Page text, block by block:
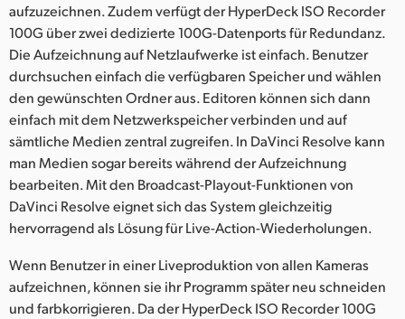
Sweden
Chinese Taipei
Turkey
Ukraine
United Kingdom
aufzuzeichnen. Zudem verfügt der HyperDeck ISO Recorder
100G über zwei dedizierte 100G-Datenports für Redundanz.
Die Aufzeichnung auf Netzlaufwerke ist einfach. Benutzer
durchsuchen einfach die verfügbaren Speicher und wählen
den gewünschten Ordner aus. Editoren können sich dann
einfach mit dem Netzwerkspeicher verbinden und auf
sämtliche Medien zentral zugreifen. In DaVinci Resolve kann
man Medien sogar bereits während der Aufzeichnung
bearbeiten. Mit den Broadcast-Playout-Funktionen von
DaVinci Resolve eignet sich das System gleichzeitig
hervorragend als Lösung für Live-Action-Wiederholungen.
Wenn Benutzer in einer Liveproduktion von allen Kameras
aufzeichnen, können sie ihr Programm später neu schneiden
und farbkorrigieren. Da der HyperDeck ISO Recorder 100G